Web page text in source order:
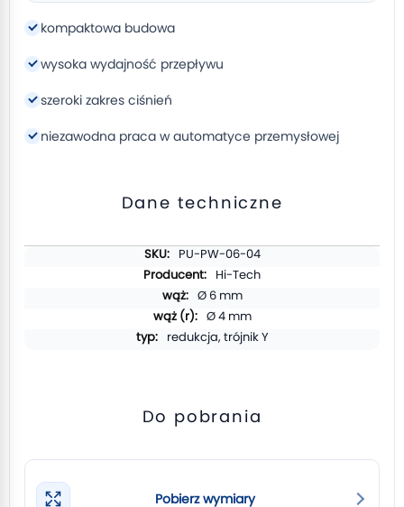
kompaktowa budowa
wysoka wydajność przepływu
szeroki zakres ciśnień
niezawodna praca w automatyce przemysłowej
Dane techniczne
PU-PW-06-04
Hi-Tech
Ø 6 mm
Ø 4 mm
redukcja, trójnik Y
Do pobrania
Pobierz wymiary